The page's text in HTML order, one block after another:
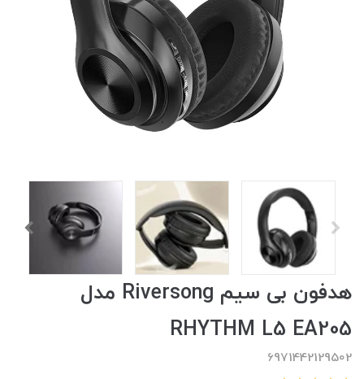
هدفون بی سیم Riversong مدل
RHYTHM L5 EA205
6971442129502